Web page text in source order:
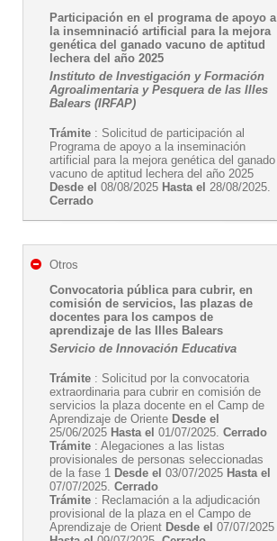
Participación en el programa de apoyo a
la insemninació artificial para la mejora
genética del ganado vacuno de aptitud
lechera del año 2025
Instituto de Investigación y Formación
Agroalimentaria y Pesquera de las Illes
Balears (IRFAP)
Trámite : Solicitud de participación al
Programa de apoyo a la inseminación
artificial para la mejora genética del ganado
vacuno de aptitud lechera del año 2025
Desde el 08/08/2025 Hasta el 28/08/2025.
Cerrado
Otros
Convocatoria pública para cubrir, en
comisión de servicios, las plazas de
docentes para los campos de
aprendizaje de las Illes Balears
Servicio de Innovación Educativa
Trámite : Solicitud por la convocatoria
extraordinaria para cubrir en comisión de
servicios la plaza docente en el Camp de
Aprendizaje de Oriente Desde el
25/06/2025 Hasta el 01/07/2025. Cerrado
Trámite : Alegaciones a las listas
provisionales de personas seleccionadas
de la fase 1 Desde el 03/07/2025 Hasta el
07/07/2025. Cerrado
Trámite : Reclamación a la adjudicación
provisional de la plaza en el Campo de
Aprendizaje de Orient Desde el 07/07/2025